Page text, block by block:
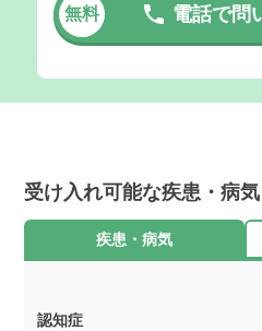
無料 電話で問
受け入れ可能な疾患・病
疾患・病気
認知症